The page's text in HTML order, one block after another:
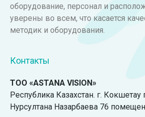
оборудование, персонал и
уверены во всем, что касается
методик и оборудования.
Контакты
ТОО «ASTANA VISION»
Республика Казахстан. г. Кокшетау
Нурсултана Назарбаева 76